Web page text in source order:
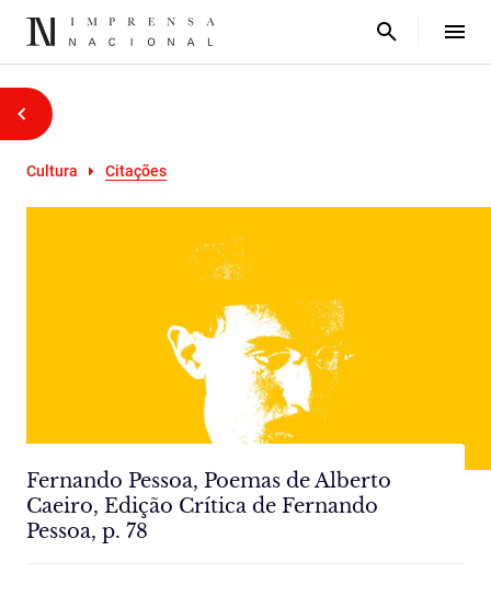
Cultura Citações
Fernando Pessoa, Poemas de Alberto
Caeiro, Edição Crítica de Fernando
Pessoa, p. 78